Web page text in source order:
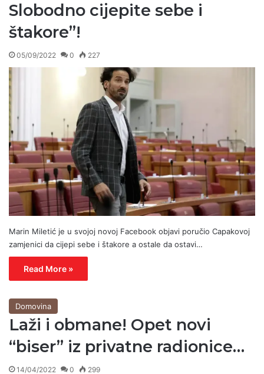
Slobodno cijepite sebe i
štakore”!
05/09/2022 0 227
Marin Miletić je u svojoj novoj Facebook objavi poručio Capakovoj
zamjenici da cijepi sebe i štakore a ostale da ostavi…
Read More »
Domovina
Laži i obmane! Opet novi
“biser” iz privatne radionice…
14/04/2022 0 299